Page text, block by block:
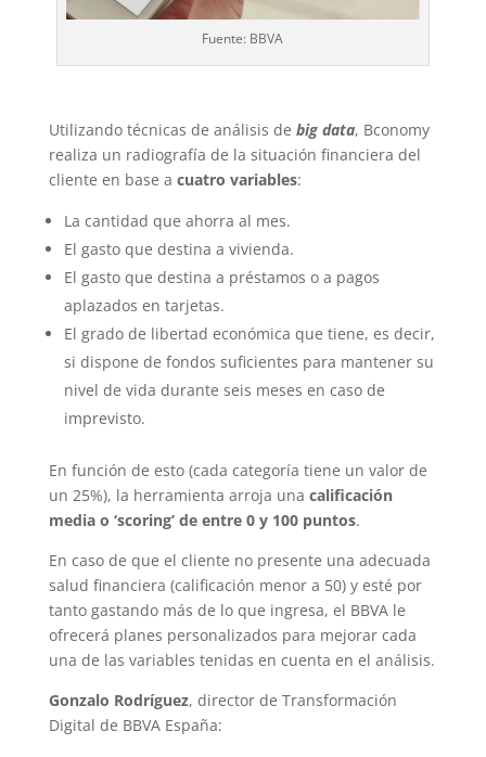
Fuente: BBVA
Utilizando técnicas de análisis de big data, Bconomy
realiza un radiografía de la situación financiera del
cliente en base a cuatro variables:
La cantidad que ahorra al mes.
El gasto que destina a vivienda.
El gasto que destina a préstamos o a pagos
aplazados en tarjetas.
El grado de libertad económica que tiene, es decir,
si dispone de fondos suficientes para mantener su
nivel de vida durante seis meses en caso de
imprevisto.
En función de esto (cada categoría tiene un valor de
un 25%), la herramienta arroja una calificación
media o ‘scoring’ de entre 0 y 100 puntos.
En caso de que el cliente no presente una adecuada
salud financiera (calificación menor a 50) y esté por
tanto gastando más de lo que ingresa, el BBVA le
ofrecerá planes personalizados para mejorar cada
una de las variables tenidas en cuenta en el análisis.
Gonzalo Rodríguez, director de Transformación
Digital de BBVA España: